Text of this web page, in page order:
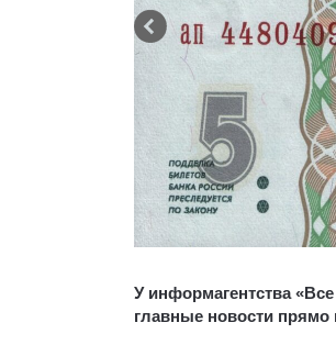
У информагентства
главные новости прямо